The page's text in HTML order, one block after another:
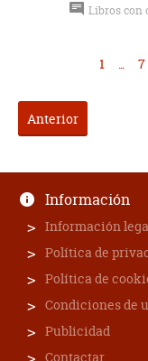
Libros con
Anterior
1 ... 7
Información
Información
Política de
Política de
Condiciones de
Publicidad
Contactar